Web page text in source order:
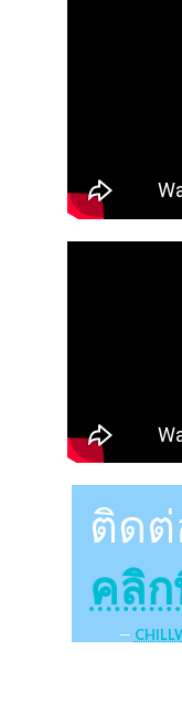
ติดต่
คลิ